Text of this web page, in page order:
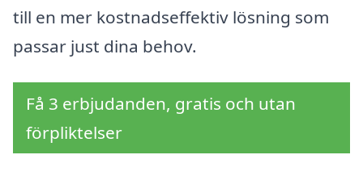
till en mer kostnadseffektiv lösning som
passar just dina behov.
Få 3 erbjudanden, gratis och utan
förpliktelser